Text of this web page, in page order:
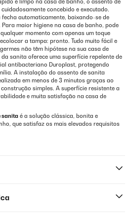
e limpo na casa de banho, o assento de
cuidadosamente concebido e executado.
automaticamente, baixando-se de
maior higiene na casa de banho, pode
momento com apenas um toque
a tampa: pronto. Tudo muito fácil e
não têm hipótese na sua casa de
sanita oferece uma superfície repelente de
antibacteriano Duroplast, protegendo
A instalação do assento de sanita
em menos de 3 minutos graças ao
simples. A superfície resistente a
e muita satisfação na casa de
sanita é a solução clássica, bonita e
que satisfaz os mais elevados requisitos